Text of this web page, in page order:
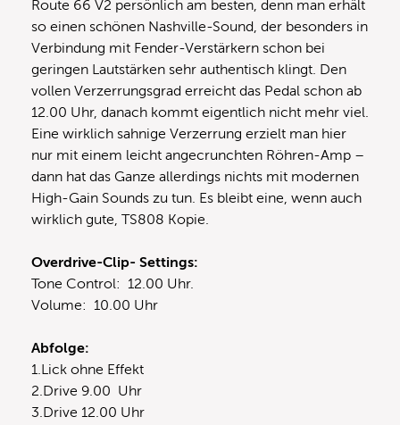
Route 66 V2 persönlich am besten, denn man erhält
so einen schönen Nashville-Sound, der besonders in
Verbindung mit Fender-Verstärkern schon bei
geringen Lautstärken sehr authentisch klingt. Den
vollen Verzerrungsgrad erreicht das Pedal schon ab
12.00 Uhr, danach kommt eigentlich nicht mehr viel.
Eine wirklich sahnige Verzerrung erzielt man hier
nur mit einem leicht angecrunchten Röhren-Amp –
dann hat das Ganze allerdings nichts mit modernen
High-Gain Sounds zu tun. Es bleibt eine, wenn auch
wirklich gute, TS808 Kopie.
Overdrive-Clip- Settings:
Tone Control: 12.00 Uhr.
Volume: 10.00 Uhr
Abfolge:
1.Lick ohne Effekt
2.Drive 9.00 Uhr
3.Drive 12.00 Uhr